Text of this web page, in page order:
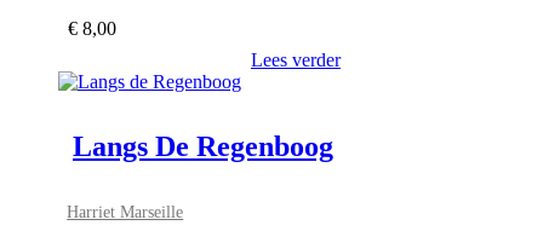
€ 8,00
Lees verder
Langs De Regenboog
Harriet Marseille